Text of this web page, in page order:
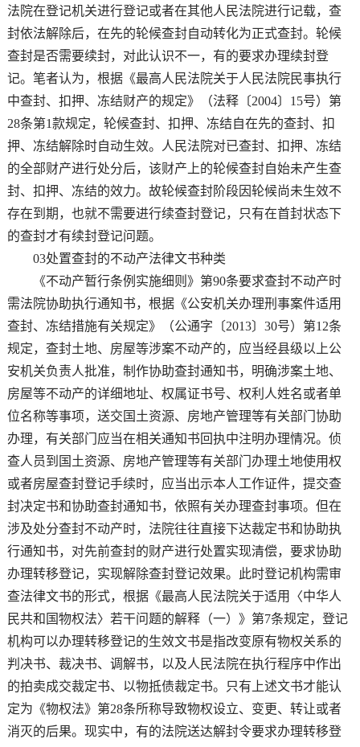
法院在登记机关进行登记或者在其他人民法院进行记载，查
封依法解除后，在先的轮候查封自动转化为正式查封。轮候
查封是否需要续封，对此认识不一，有的要求办理续封登
记。笔者认为，根据《最高人民法院关于人民法院民事执行
中查封、扣押、冻结财产的规定》（法释〔2004〕15号）第
28条第1款规定，轮候查封、扣押、冻结自在先的查封、扣
押、冻结解除时自动生效。人民法院对已查封、扣押、冻结
的全部财产进行处分后，该财产上的轮候查封自始未产生查
封、扣押、冻结的效力。故轮候查封阶段因轮候尚未生效不
存在到期，也就不需要进行续查封登记，只有在首封状态下
的查封才有续封登记问题。
03处置查封的不动产法律文书种类
《不动产暂行条例实施细则》第90条要求查封不动产时
需法院协助执行通知书，根据《公安机关办理刑事案件适用
查封、冻结措施有关规定》（公通字〔2013〕30号）第12条
规定，查封土地、房屋等涉案不动产的，应当经县级以上公
安机关负责人批准，制作协助查封通知书，明确涉案土地、
房屋等不动产的详细地址、权属证书号、权利人姓名或者单
位名称等事项，送交国土资源、房地产管理等有关部门协助
办理，有关部门应当在相关通知书回执中注明办理情况。侦
查人员到国土资源、房地产管理等有关部门办理土地使用权
或者房屋查封登记手续时，应当出示本人工作证件，提交查
封决定书和协助查封通知书，依照有关办理查封事项。但在
涉及处分查封不动产时，法院往往直接下达裁定书和协助执
行通知书，对先前查封的财产进行处置实现清偿，要求协助
办理转移登记，实现解除查封登记效果。此时登记机构需审
查法律文书的形式，根据《最高人民法院关于适用〈中华人
民共和国物权法〉若干问题的解释（一）》第7条规定，登记
机构可以办理转移登记的生效文书是指改变原有物权关系的
判决书、裁决书、调解书，以及人民法院在执行程序中作出
的拍卖成交裁定书、以物抵债裁定书。只有上述文书才能认
定为《物权法》第28条所称导致物权设立、变更、转让或者
消灭的后果。现实中，有的法院送达解封令要求办理转移登